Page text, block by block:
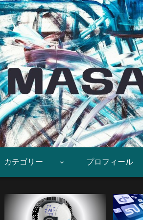
カテゴリー プロフィール